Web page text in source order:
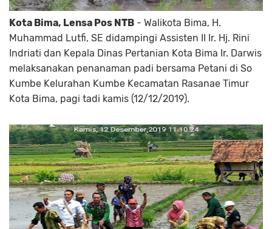
Kota Bima, Lensa Pos NTB - Walikota Bima, H.
Muhammad Lutfi, SE didampingi Assisten II Ir. Hj. Rini
Indriati dan Kepala Dinas Pertanian Kota Bima Ir. Darwis
melaksanakan penanaman padi bersama Petani di So
Kumbe Kelurahan Kumbe Kecamatan Rasanae Timur
Kota Bima, pagi tadi kamis (12/12/2019).